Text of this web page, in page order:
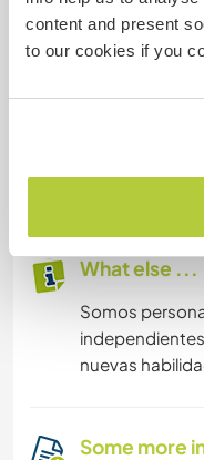
content and present
to our cookies if you
painting , web
Bren: Yoga,
and physical),
What else ...
Somos
nuevas
Some more